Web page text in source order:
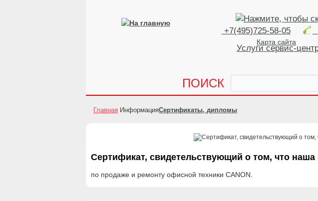
+7(495)725-58-05
Карта сайта
Услуги сервис-
ПОИСК
Главная ИнформацияСертификаты, дипломы
Сертификат, свидетельствующий о том, что
по продаже и ремонту офисной техники CANON.